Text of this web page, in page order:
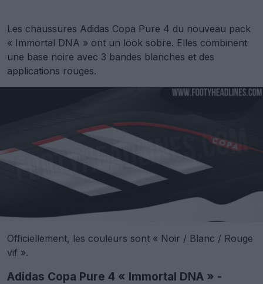
Les chaussures Adidas Copa Pure 4 du nouveau pack
« Immortal DNA » ont un look sobre. Elles combinent
une base noire avec 3 bandes blanches et des
applications rouges.
Officiellement, les couleurs sont « Noir / Blanc / Rouge
vif ».
Adidas Copa Pure 4 « Immortal DNA » -